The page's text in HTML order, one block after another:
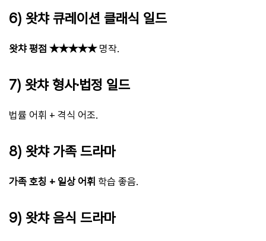
6) 왓챠 큐레이션 클래식 일드
왓챠 평점 ★★★★★명작.
7) 왓챠 형사·법정 일드
법률 어휘 + 격식 어조.
8) 왓챠 가족 드라마
가족 호칭 + 일상 어휘 학습 좋음.
9) 왓챠 음식 드라마